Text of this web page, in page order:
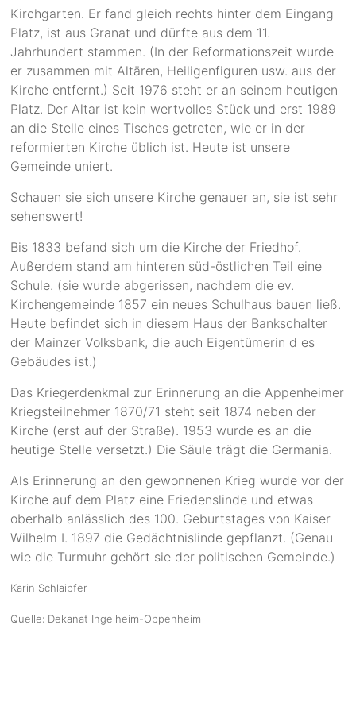
Kirchgarten. Er fand gleich rechts hinter dem Eingang
Platz, ist aus Granat und dürfte aus dem 11.
Jahrhundert stammen. (In der Reformationszeit wurde
er zusammen mit Altären, Heiligenfiguren usw. aus der
Kirche entfernt.) Seit 1976 steht er an seinem heutigen
Platz. Der Altar ist kein wertvolles Stück und erst 1989
an die Stelle eines Tisches getreten, wie er in der
reformierten Kirche üblich ist. Heute ist unsere
Gemeinde uniert.
Schauen sie sich unsere Kirche genauer an, sie ist sehr
sehenswert!
Bis 1833 befand sich um die Kirche der Friedhof.
Außerdem stand am hinteren süd-östlichen Teil eine
Schule. (sie wurde abgerissen, nachdem die ev.
Kirchengemeinde 1857 ein neues Schulhaus bauen ließ.
Heute befindet sich in diesem Haus der Bankschalter
der Mainzer Volksbank, die auch Eigentümerin d es
Gebäudes ist.)
Das Kriegerdenkmal zur Erinnerung an die Appenheimer
Kriegsteilnehmer 1870/71 steht seit 1874 neben der
Kirche (erst auf der Straße). 1953 wurde es an die
heutige Stelle versetzt.) Die Säule trägt die Germania.
Als Erinnerung an den gewonnenen Krieg wurde vor der
Kirche auf dem Platz eine Friedenslinde und etwas
oberhalb anlässlich des 100. Geburtstages von Kaiser
Wilhelm I. 1897 die Gedächtnislinde gepflanzt. (Genau
wie die Turmuhr gehört sie der politischen Gemeinde.)
Karin Schlaipfer
Quelle: Dekanat Ingelheim-Oppenheim